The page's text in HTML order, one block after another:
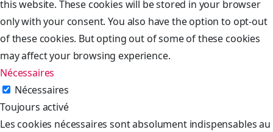
this website. These cookies will be stored in your browser
only with your consent. You also have the option to opt-out
of these cookies. But opting out of some of these cookies
may affect your browsing experience.
Nécessaires
Nécessaires
Toujours activé
Les cookies nécessaires sont absolument indispensables au